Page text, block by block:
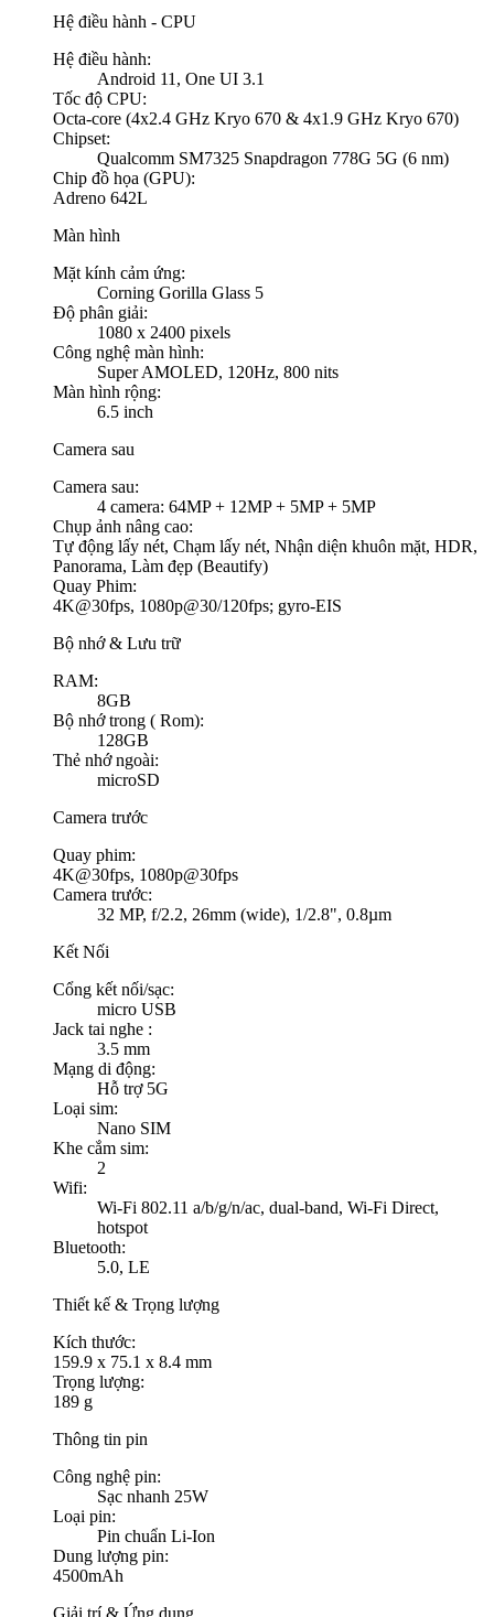
Hệ điều hành - CPU
Hệ điều hành:
Android 11, One UI 3.1
Tốc độ CPU:
Octa-core (4x2.4 GHz Kryo 670 & 4x1.9 GHz Kryo 670)
Chipset:
Qualcomm SM7325 Snapdragon 778G 5G (6 nm)
Chip đồ họa (GPU):
Adreno 642L
Màn hình
Mặt kính cảm ứng:
Corning Gorilla Glass 5
Độ phân giải:
1080 x 2400 pixels
Công nghệ màn hình:
Super AMOLED, 120Hz, 800 nits
Màn hình rộng:
6.5 inch
Camera sau
Camera sau:
4 camera: 64MP + 12MP + 5MP + 5MP
Chụp ảnh nâng cao:
Tự động lấy nét, Chạm lấy nét, Nhận diện khuôn mặt, HDR,
Panorama, Làm đẹp (Beautify)
Quay Phim:
4K@30fps, 1080p@30/120fps; gyro-EIS
Bộ nhớ & Lưu trữ
RAM:
8GB
Bộ nhớ trong ( Rom):
128GB
Thẻ nhớ ngoài:
microSD
Camera trước
Quay phim:
4K@30fps, 1080p@30fps
Camera trước:
32 MP, f/2.2, 26mm (wide), 1/2.8", 0.8µm
Kết Nối
Cổng kết nối/sạc:
micro USB
Jack tai nghe :
3.5 mm
Mạng di động:
Hỗ trợ 5G
Loại sim:
Nano SIM
Khe cắm sim:
2
Wifi:
Wi-Fi 802.11 a/b/g/n/ac, dual-band, Wi-Fi Direct,
hotspot
Bluetooth:
5.0, LE
Thiết kế & Trọng lượng
Kích thước:
159.9 x 75.1 x 8.4 mm
Trọng lượng:
189 g
Thông tin pin
Công nghệ pin:
Sạc nhanh 25W
Loại pin:
Pin chuẩn Li-Ion
Dung lượng pin:
4500mAh
Giải trí & Ứng dụng